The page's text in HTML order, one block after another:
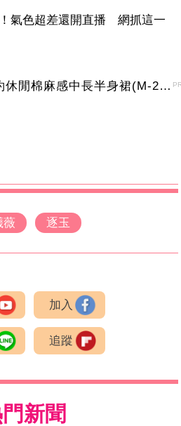
氣色超差還開直播 網抓這一
加大碼裙子 日韓系簡約休閒棉麻感中長半身裙(M-2XL)【XMS54038】＊艾美時尚(現+預)
薇 逐玉
加入
追蹤
新聞